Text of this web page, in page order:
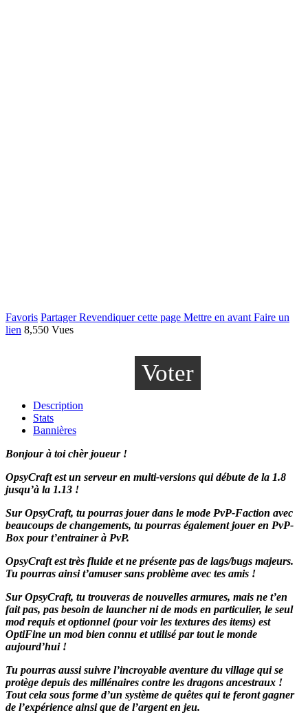
Favoris PartagerRevendiquer cette page Mettre en avant Faire un
lien 8,550 Vues
Voter
Description
Stats
Bannières
Bonjour à toi chèr joueur !
OpsyCraft est un serveur en multi-versions qui débute de la 1.8
jusqu’à la 1.13 !
Sur OpsyCraft, tu pourras jouer dans le mode PvP-Faction avec
beaucoups de changements, tu pourras également jouer en PvP-
Box pour t’entrainer à PvP.
OpsyCraft est très fluide et ne présente pas de lags/bugs majeurs.
Tu pourras ainsi t’amuser sans problème avec tes amis !
Sur OpsyCraft, tu trouveras de nouvelles armures, mais ne t’en
fait pas, pas besoin de launcher ni de mods en particulier, le seul
mod requis et optionnel (pour voir les textures des items) est
OptiFine un mod bien connu et utilisé par tout le monde
aujourd’hui !
Tu pourras aussi suivre l’incroyable aventure du village qui se
protège depuis des millénaires contre les dragons ancestraux !
Tout cela sous forme d’un système de quêtes qui te feront gagner
de l’expérience ainsi que de l’argent en jeu.